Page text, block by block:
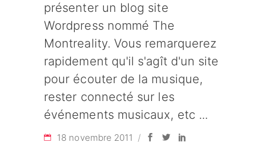
présenter un blog site
Wordpress nommé The
Montreality. Vous remarquerez
rapidement qu'il s'agît d'un site
pour écouter de la musique,
rester connecté sur les
événements musicaux, etc
18 novembre 2011